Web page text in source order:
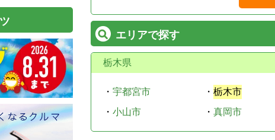
エリアで探す
栃木県
・ 宇都宮市 ・ 栃木市
・ 小山市 ・ 真岡市